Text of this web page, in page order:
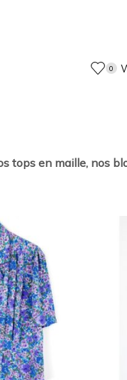
0
tops en maille, nos